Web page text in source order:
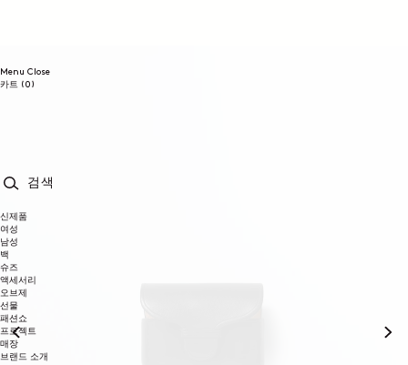
Menu Close
카트 (0)
신제품
여성
남성
백
슈즈
액세서리
오브제
선물
패션쇼
프로젝트
매장
브랜드 소개